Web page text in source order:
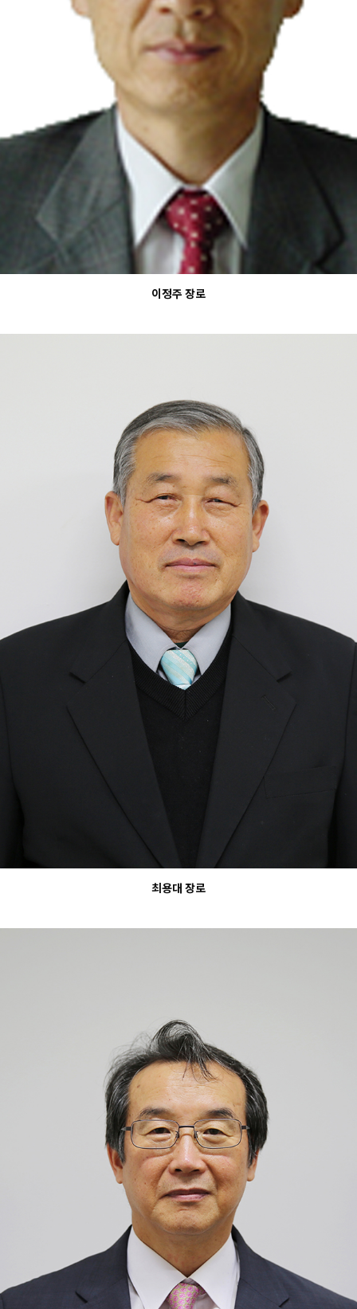
이정주 장로
최용대 장로